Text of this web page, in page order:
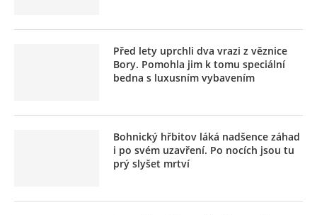
Před lety uprchli dva vrazi z věznice
Bory. Pomohla jim k tomu speciální
bedna s luxusním vybavením
Bohnický hřbitov láká nadšence záhad
i po svém uzavření. Po nocích jsou tu
prý slyšet mrtví